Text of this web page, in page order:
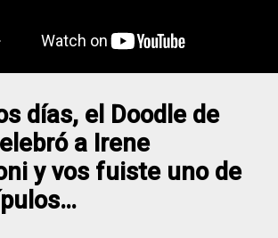
días, el Doodle de
a Irene
y vos fuiste uno de